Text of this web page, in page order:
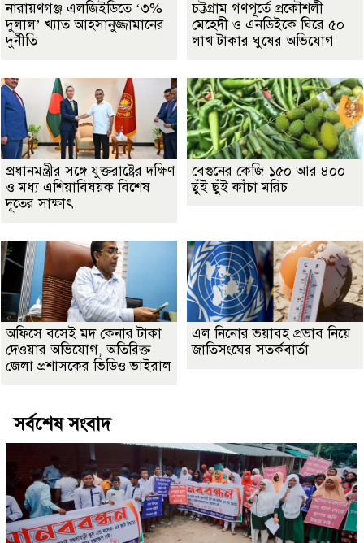
নারায়ণগঞ্জ এলজিইডিতে ‘৩%
দুলাল’ খ্যাত আহসানুজ্জামানের
দুর্নীতি
চট্টগ্রাম গণপূর্তে প্রকৌশলী
মেহেদী ও এনডিইকে ঘিরে ৫০
লাখ টাকার ঘুষের অভিযোগ
প্রধানমন্ত্রীর সঙ্গে যুক্তরাষ্ট্রের দক্ষিণ
ও মধ্য এশিয়াবিষয়ক বিশেষ
দূতের সাক্ষাৎ
বেগুনের কেজি ১৫০ আর ৪০০
ছুঁই ছুঁই কাঁচা মরিচ
অফিসে বসেই মদ কেনার টাকা
দেওয়ার অভিযোগ, অতিরিক্ত
জেলা প্রশাসকের ভিডিও ভাইরাল
এল নিনোর ভয়াবহ প্রভাব নিয়ে
জাতিসংঘের সতর্কবার্তা
সর্বশেষ সংবাদ